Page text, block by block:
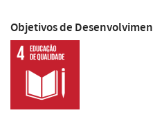
Objetivos de